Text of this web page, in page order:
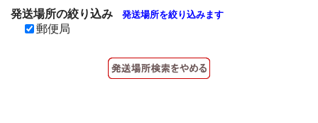
発送場所の絞り込み 発送場所を絞り込みます
郵便局